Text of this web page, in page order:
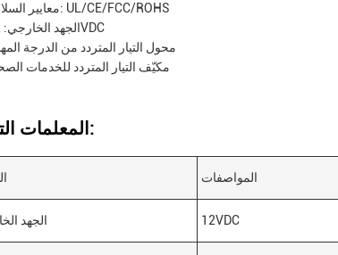
معايير السلامة: UL/CE/FCC/ROHS
الجهد الخارجي: 12VDC
محول التيار المتردد من الدرجة
مكيّف التيار المتردد للخدمات
المعلمات التقنية:
المواصفات
الجهد 12VDC